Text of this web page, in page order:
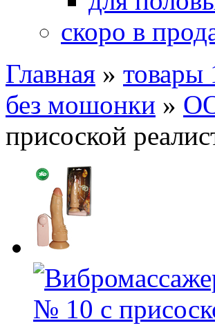
скоро в
Главная » товары
без мошонки »
присоской